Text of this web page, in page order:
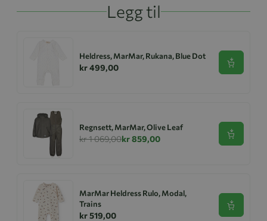
Legg til
Heldress, MarMar, Rukana, Blue Dot
kr 499,00 Se
Regnsett, MarMar, Olive Leaf
kr 1 069,00kr 859,00 Se
MarMar Heldress Rulo, Modal,
Trains
kr 519,00
Se